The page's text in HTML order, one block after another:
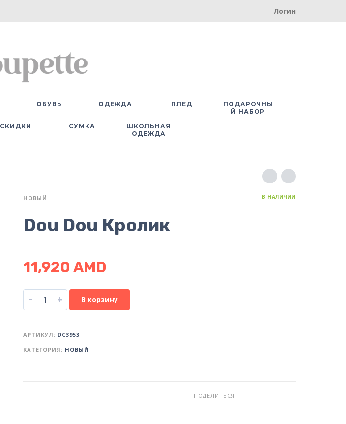
Логин
ОБУВЬ ОДЕЖДА ПЛЕД
ПОДАРОЧНЫ
Й НАБОР
СКИДКИ СУМКА
ШКОЛЬНАЯ
ОДЕЖДА
НОВЫЙ В НАЛИЧИИ
Dou Dou Кролик
11,920 AMD
- + В корзину
АРТИКУЛ: DC3953
КАТЕГОРИЯ: НОВЫЙ
ПОДЕЛИТЬСЯ